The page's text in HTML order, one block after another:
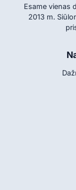
Esame vienas
2013 m.